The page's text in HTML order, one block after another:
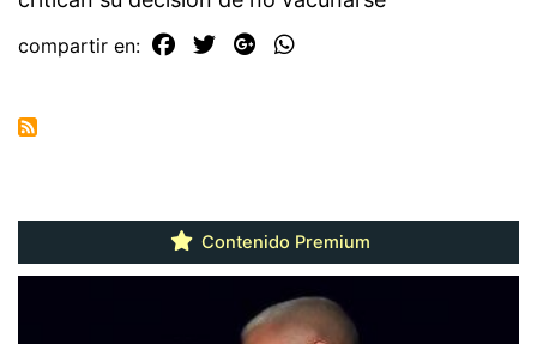
compartir en:
Contenido Premium